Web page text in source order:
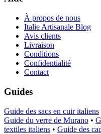
À propos de nous
Italie Artisanale Blog
Avis clients
Livraison
Conditions
Confidentialité
Contact
Guides
Guide des sacs en cuir italiens
Guide du verre de Murano •
textiles italiens • Guide des